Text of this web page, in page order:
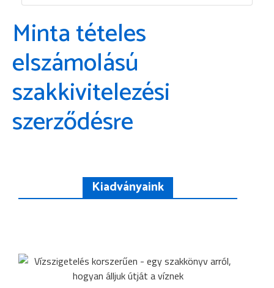
Minta tételes
elszámolású
szakkivitelezési
szerződésre
Kiadványaink